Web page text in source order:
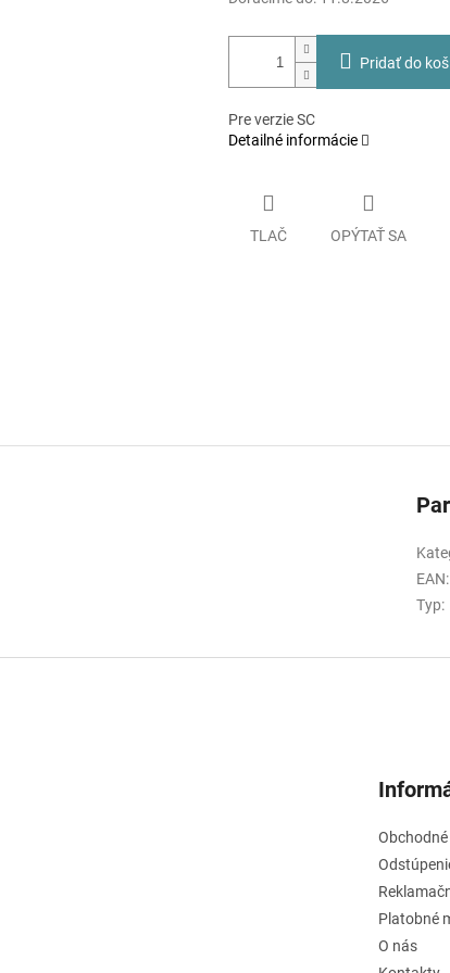
Pridať do
Pre verzie SC
Detailné informácie
TLAČ OPÝTAŤ SA
EAN:
Typ:
Platobné
O nás